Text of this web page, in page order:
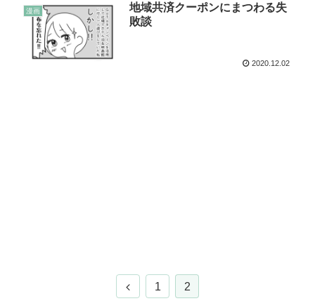
漫画
地域共済クーポンにまつわる失
敗談
2020.12.02
1 2